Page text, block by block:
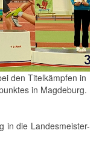
den Titelkämpfen in
in Magdeburg.
in die Landesmeister-